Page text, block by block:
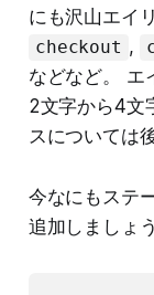
にも沢山エイ
checkout ,
などなど。 エ
2文字から4文
スについては
今なにもステ
追加しましょ